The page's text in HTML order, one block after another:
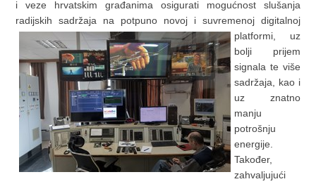
i veze hrvatskim građanima osigurati mogućnost slušanja
radijskih sadržaja na potpuno novoj i suvremenoj digitalnoj
platformi,
uz
bolji prijem
signala te više
sadržaja, kao i
uz znatno
manju
potrošnju
energije.
Također,
zahvaljujući